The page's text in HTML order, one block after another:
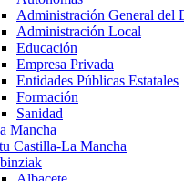
Administración General del
Administración Local
Educación
Empresa Privada
Entidades Públicas Estatales
Formación
Sanidad
Mancha
Castilla-La Mancha